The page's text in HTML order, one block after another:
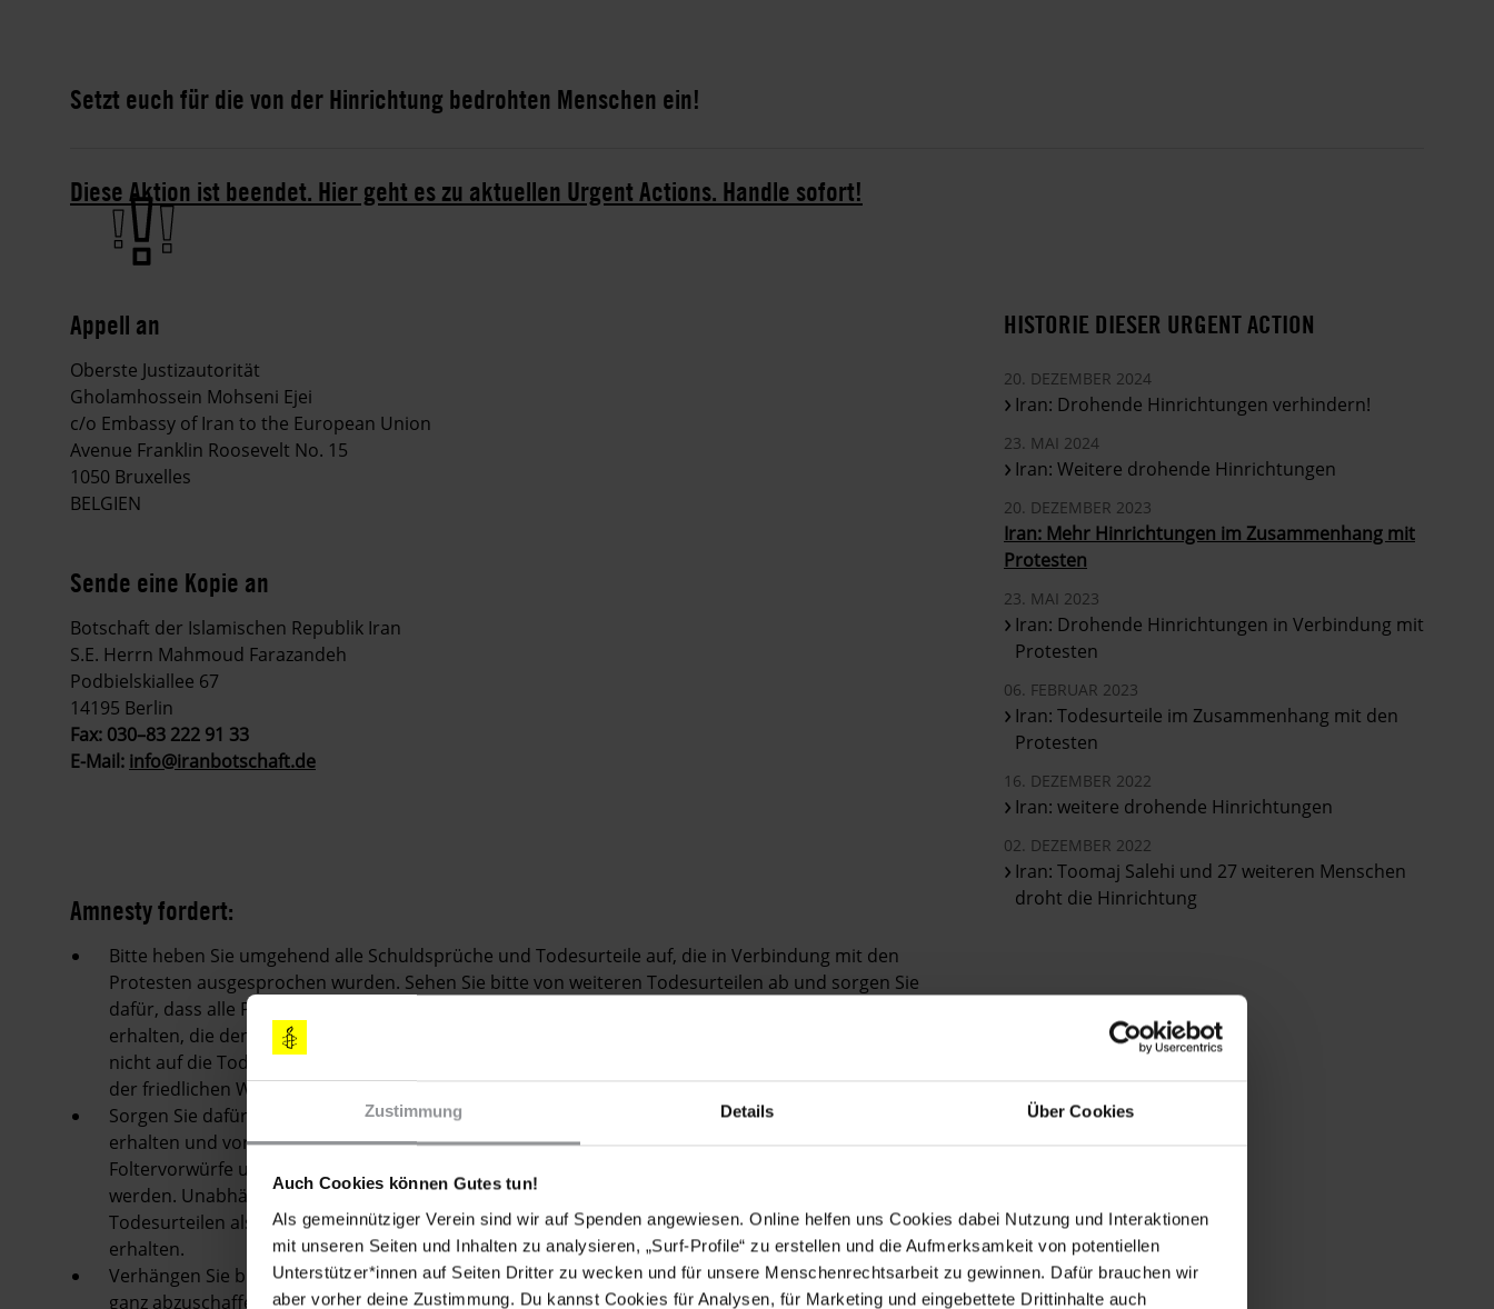
Zustimmung Details Über Cookies
Auch Cookies können Gutes tun!
Als gemeinnütziger Verein sind wir auf Spenden angewiesen. Online helfen uns Cookies dabei Nutzung und Interaktionen
mit unseren Seiten und Inhalten zu analysieren, „Surf-Profile“ zu erstellen und die Aufmerksamkeit von potentiellen
Unterstützer*innen auf Seiten Dritter zu wecken und für unsere Menschenrechtsarbeit zu gewinnen. Dafür brauchen wir
aber vorher deine Zustimmung. Du kannst Cookies für Analysen, für Marketing und eingebettete Drittinhalte auch
Setzt euch für die von der Hinrichtung bedrohten Menschen ein!
Diese Aktion ist beendet. Hier geht es zu aktuellen Urgent Actions. Handle sofort!
Appell an
Oberste Justizautorität
Gholamhossein Mohseni Ejei
c/o Embassy of Iran to the European Union
Avenue Franklin Roosevelt No. 15
1050 Bruxelles
BELGIEN
Sende eine Kopie an
Botschaft der Islamischen Republik Iran
S.E. Herrn Mahmoud Farazandeh
Podbielskiallee 67
14195 Berlin
Fax: 030–83 222 91 33
E-Mail: info@iranbotschaft.de
Amnesty fordert:
Bitte heben Sie umgehend alle Schuldsprüche und Todesurteile auf, die in Verbindung mit den
Protesten ausgesprochen wurden. Sehen Sie bitte von weiteren Todesurteilen ab und sorgen Sie
dafür, dass alle Personen, die einer als Straftat anerkannten Handlung angeklagt sind, Verfahren
erhalten, die den internationalen Standards für faire Gerichtsverfahren entsprechen und in denen
nicht auf die Todesstrafe zurückgegriffen wird. Bitte lassen Sie alle Inhaftierten frei, die nur wegen
der friedlichen Wahrnehmung ihrer Menschenrechte inhaftiert sind.
Sorgen Sie dafür, dass die Inhaftierten Zugang zu ihren Familien und Rechtsbeiständen ihrer Wahl
erhalten und vor Folter und anderen Misshandlungen geschützt sind. Stellen Sie sicher, dass
Foltervorwürfe untersucht und die Verantwortlichen in fairen Verfahren vor Gericht gestellt
werden. Unabhängige Beobachter*innen müssen Zugang sowohl zu den Verfahren mit möglichen
Todesurteilen als auch zu den im Zusammenhang mit den Protesten im Todestrakt Inhaftierten
erhalten.
Verhängen Sie bitte umgehend ein offizielles Hinrichtungsmoratorium mit dem Ziel, die Todesstrafe
ganz abzuschaffen.
HISTORIE DIESER URGENT ACTION
20. DEZEMBER 2024
Iran: Drohende Hinrichtungen verhindern!
23. MAI 2024
Iran: Weitere drohende Hinrichtungen
20. DEZEMBER 2023
Iran: Mehr Hinrichtungen im Zusammenhang mit
Protesten
23. MAI 2023
Iran: Drohende Hinrichtungen in Verbindung mit
Protesten
06. FEBRUAR 2023
Iran: Todesurteile im Zusammenhang mit den
Protesten
16. DEZEMBER 2022
Iran: weitere drohende Hinrichtungen
02. DEZEMBER 2022
Iran: Toomaj Salehi und 27 weiteren Menschen
droht die Hinrichtung